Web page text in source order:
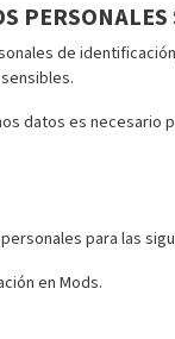
de
datos es necesario
para las
en Mods.